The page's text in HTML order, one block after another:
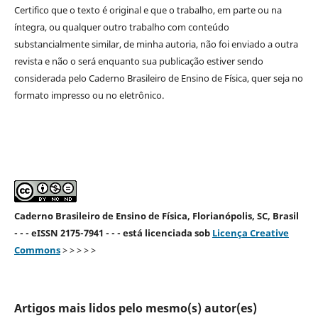
Certifico que o texto é original e que o trabalho, em parte ou na
íntegra, ou qualquer outro trabalho com conteúdo
substancialmente similar, de minha autoria, não foi enviado a outra
revista e não o será enquanto sua publicação estiver sendo
considerada pelo Caderno Brasileiro de Ensino de Física, quer seja no
formato impresso ou no eletrônico.
Caderno Brasileiro de Ensino de Física, Florianópolis, SC, Brasil
- - - eISSN 2175-7941 - - - está licenciada sob Licença Creative
Commons> > > > >
Artigos mais lidos pelo mesmo(s) autor(es)